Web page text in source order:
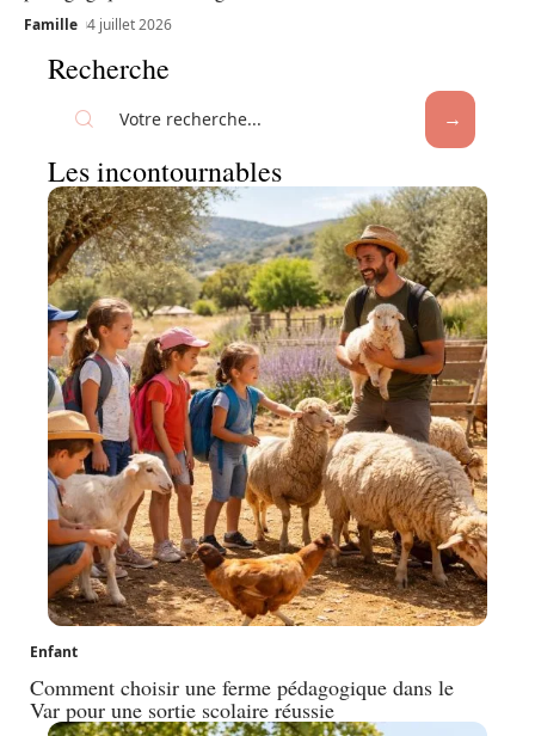
Famille 4 juillet 2026
Recherche
Les incontournables
Enfant
Comment choisir une ferme pédagogique dans le
Var pour une sortie scolaire réussie